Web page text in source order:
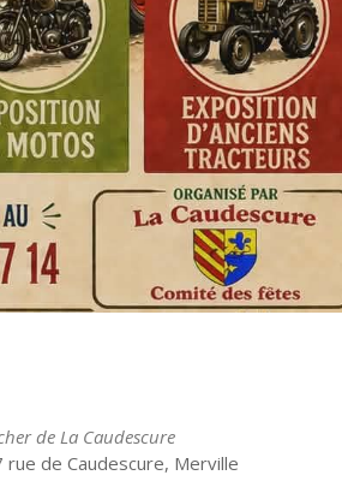
de La Caudescure
rue de Caudescure, Merville